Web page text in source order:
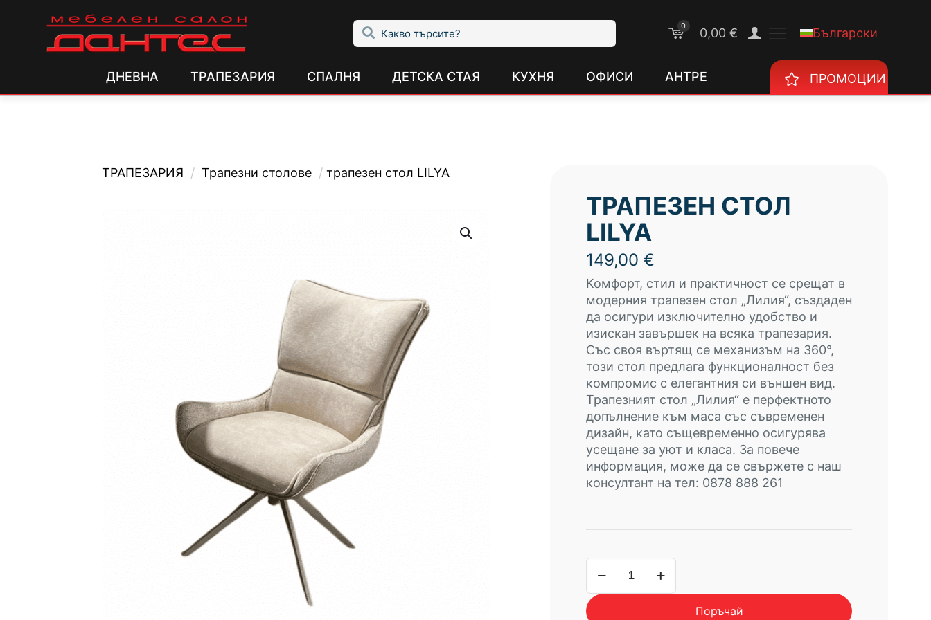
0 0,00 € Български
ДНЕВНА ТРАПЕЗАРИЯ СПАЛНЯ ДЕТСКА СТАЯ КУХНЯ ОФИСИ АНТРЕ ПРОМОЦИИ
ТРАПЕЗАРИЯ / Трапезни столове / трапезен стол LILYA
ТРАПЕЗЕН СТОЛ
LILYA
149,00 €
Комфорт, стил и практичност се срещат в
модерния трапезен стол „Лилия“, създаден
да осигури изключително удобство и
изискан завършек на всяка трапезария.
Със своя въртящ се механизъм на 360°,
този стол предлага функционалност без
компромис с елегантния си външен вид.
Трапезният стол „Лилия“ е перфектното
допълнение към маса със съвременен
дизайн, като същевременно осигурява
усещане за уют и класа. За повече
информация, може да се свържете с наш
консултант на тел: 0878 888 261
за
трапезен
стол
Поръчай